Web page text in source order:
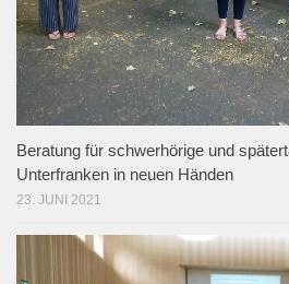
Beratung für schwerhörige und
Unterfranken in neuen Händen
23. JUNI 2021